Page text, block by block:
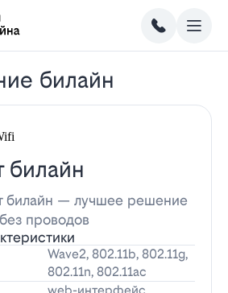
билайн
билайн
билайн — лучшее решение
проводов
Wave2, 802.11b, 802.11g,
802.11n, 802.11ac